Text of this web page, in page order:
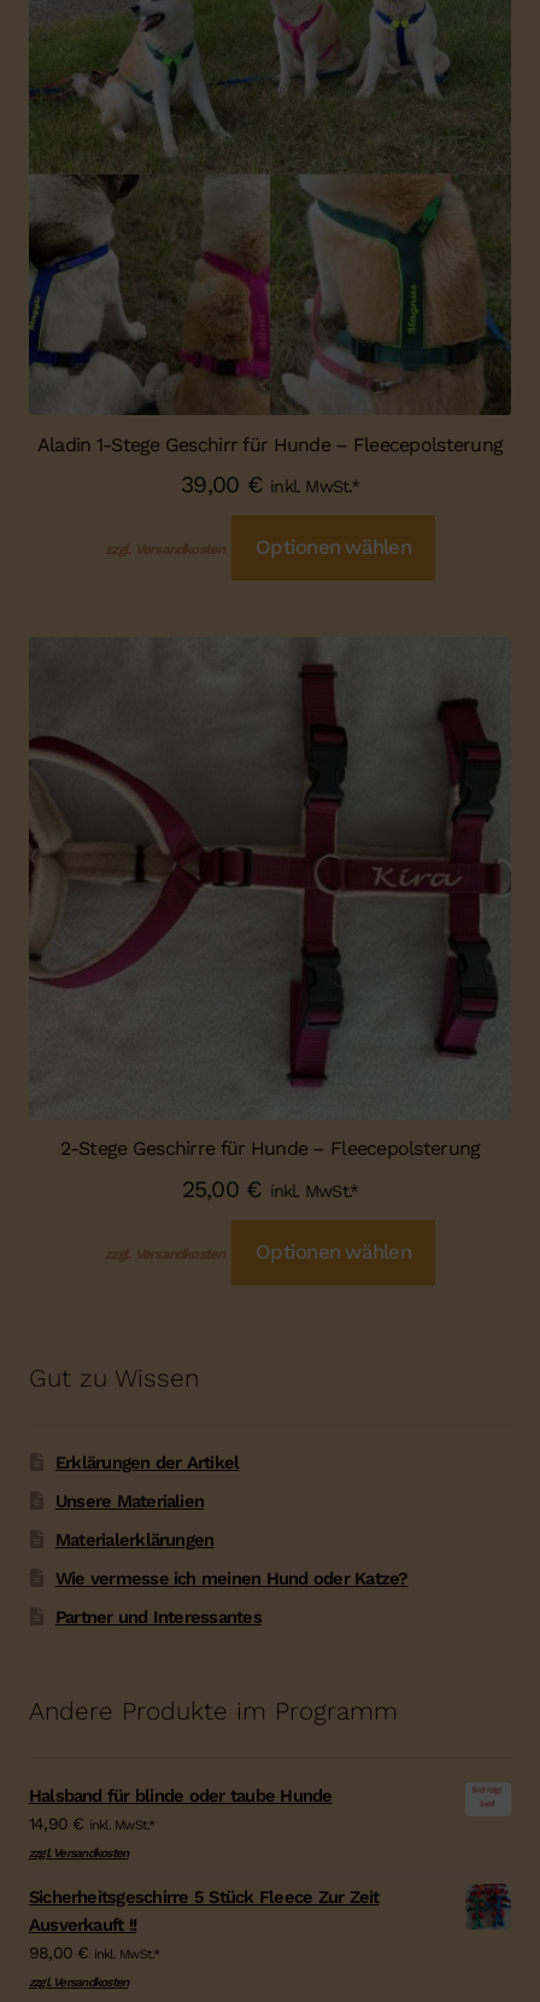
Aladin 1-Stege Geschirr für Hunde – Fleecepolsterung
39,00 € inkl. MwSt.*
zzgl. Versandkosten Optionen wählen
2-Stege Geschirre für Hunde – Fleecepolsterung
25,00 € inkl. MwSt.*
zzgl. Versandkosten Optionen wählen
Gut zu Wissen
Erklärungen der Artikel
Unsere Materialien
Materialerklärungen
Wie vermesse ich meinen Hund oder Katze?
Partner und Interessantes
Andere Produkte im Programm
Halsband für blinde oder taube Hunde
14,90 € inkl. MwSt.*
zzgl. Versandkosten
Sicherheitsgeschirre 5 Stück Fleece Zur Zeit
Ausverkauft !!
98,00 € inkl. MwSt.*
zzgl. Versandkosten